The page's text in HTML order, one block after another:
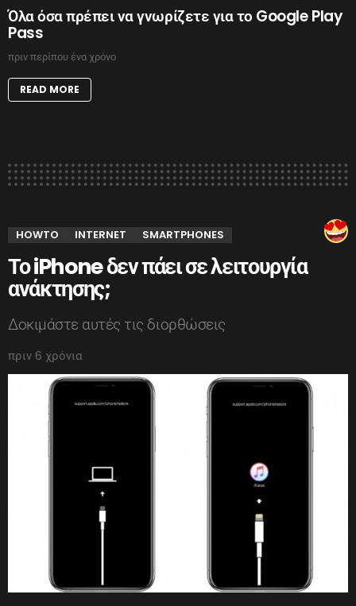
Όλα όσα πρέπει να γνωρίζετε για το Google Play
Pass
πριν περίπου ένα χρόνο
READ MORE
HOWTO INTERNET SMARTPHONES
Το iPhone δεν πάει σε λειτουργία
ανάκτησης;
Δοκιμάστε αυτές τις διορθώσεις
πριν 6 χρόνια